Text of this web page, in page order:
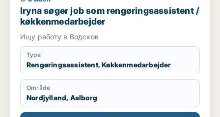
Iryna søger job som rengøringsassistent /
køkkenmedarbejder
Ищу работу в Водсков
Type
Rengøringsassistent, Køkkenmedarbejder
Område
Nordjylland, Aalborg